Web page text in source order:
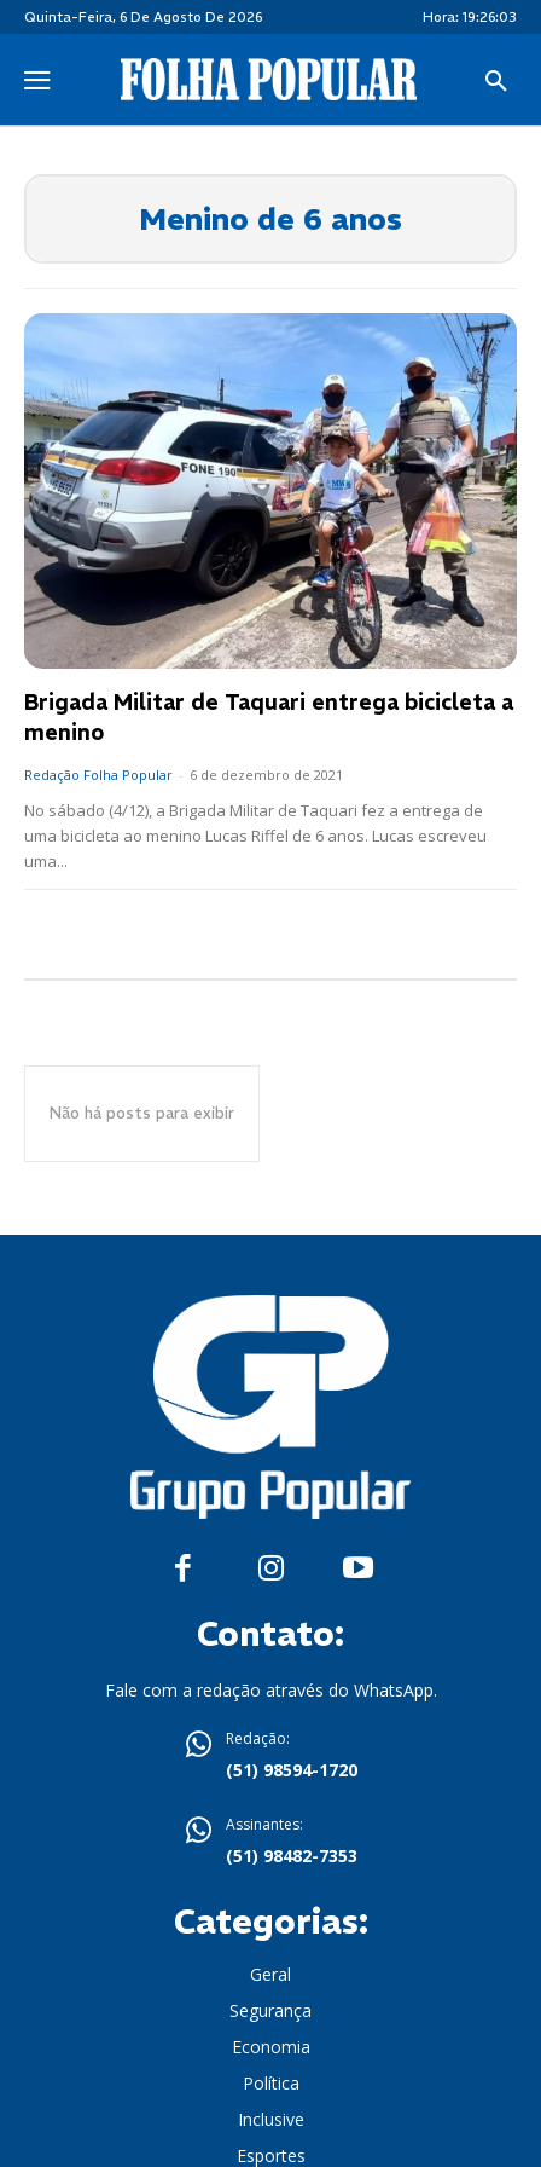
Quinta-Feira, 6 De Agosto De 2026 Hora: 19:26:03
Menino de 6 anos
Brigada Militar de Taquari entrega bicicleta a
menino
Redação Folha Popular - 6 de dezembro de 2021
No sábado (4/12), a Brigada Militar de Taquari fez a entrega de
uma bicicleta ao menino Lucas Riffel de 6 anos. Lucas escreveu
uma...
Não há posts para exibir
Contato:
Fale com a redação através do WhatsApp.
Redação:
(51) 98594-1720
Assinantes:
(51) 98482-7353
Categorias:
Geral
Segurança
Economia
Política
Inclusive
Esportes